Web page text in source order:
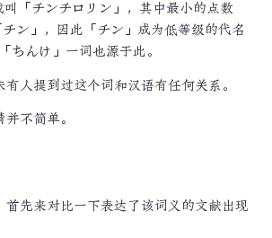
叫「チンチロリン」，其中最小的点数
チン」，因此「チン」成为低等级的代名
ちんけ」一词也源于此。
人提到过这个词和汉语有任何关系。
不简单。
首先来对比一下表达了该词义的文献出现